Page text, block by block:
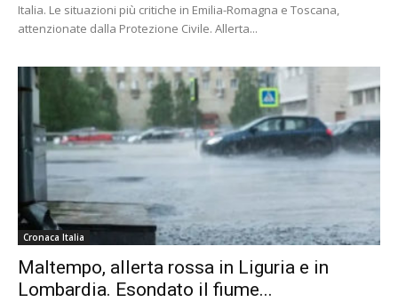
Italia. Le situazioni più critiche in Emilia-Romagna e Toscana,
attenzionate dalla Protezione Civile. Allerta...
Cronaca Italia
Maltempo, allerta rossa in Liguria e in
Lombardia. Esondato il fiume...